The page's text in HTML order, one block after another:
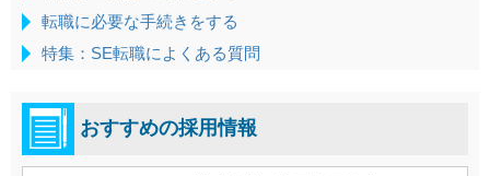
転職に必要な手続きをする
特集：SE転職によくある質問
おすすめの採用情報